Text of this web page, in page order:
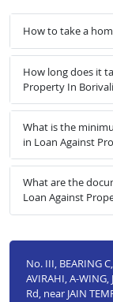
How to take a
How long does it
Property In
What is the
in Loan Against
What are the
Loan Against
No. III, BEARING
AVIRAHI, A-WING,
Rd, near JAIN